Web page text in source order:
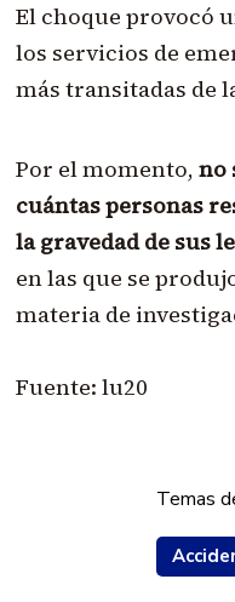
El choque provocó
los servicios de
más transitadas de
Por el momento, no
cuántas personas
la gravedad de sus
en las que se
materia de
Fuente: lu20
Temas